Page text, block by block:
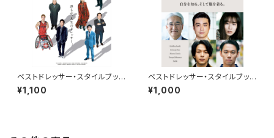
ベストドレッサー・スタイルブック
2021
¥1,100
ベストドレッサー・スタイルブック
2020
¥1,000